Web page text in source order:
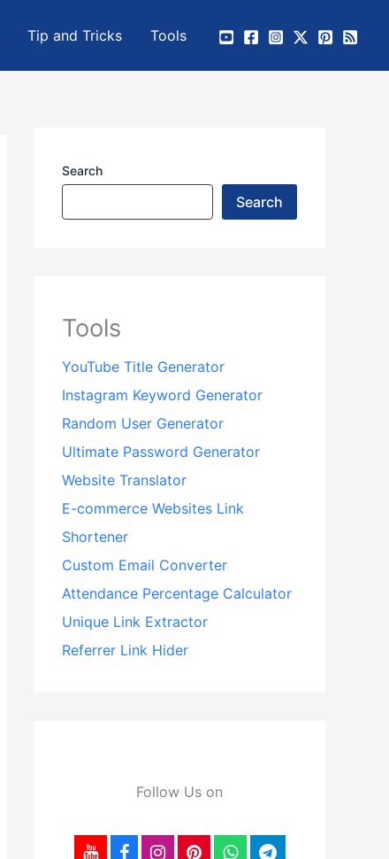
Tip and Tricks Tools
Search
Search
Tools
YouTube Title Generator
Instagram Keyword Generator
Random User Generator
Ultimate Password Generator
Website Translator
E-commerce Websites Link
Shortener
Custom Email Converter
Attendance Percentage Calculator
Unique Link Extractor
Referrer Link Hider
Follow Us on